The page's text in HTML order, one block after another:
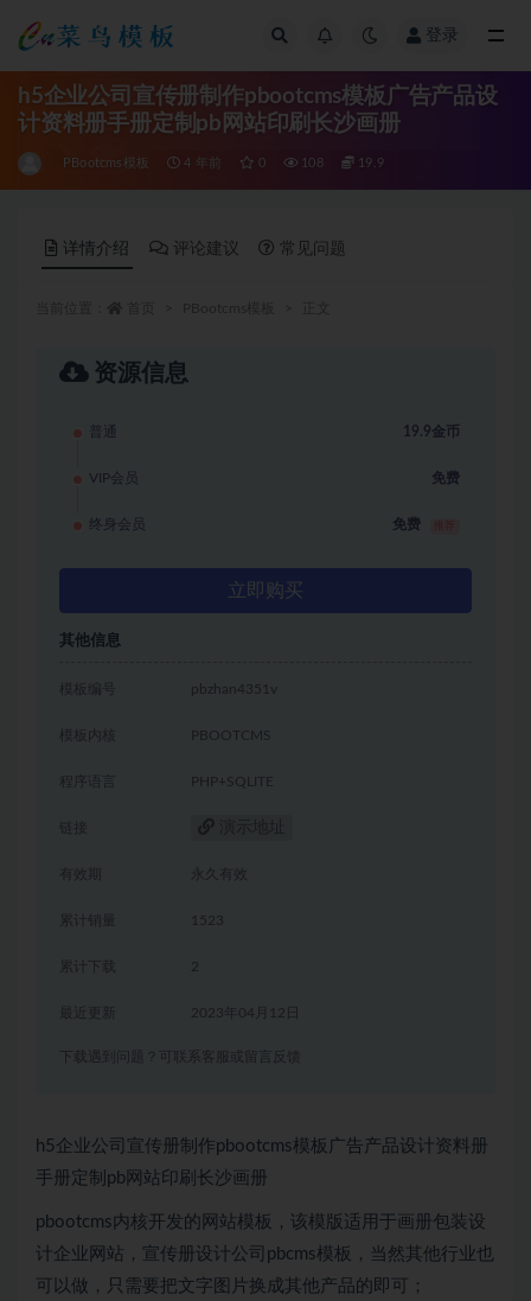
登录
h5企业公司宣传册制作pbootcms模板广告产品设
计资料册手册定制pb网站印刷长沙画册
PBootcms模板 4 年前 0 108 19.9
详情介绍 评论建议 常见问题
资源信息
普通 19.9金币
VIP会员 免费
终身会员 免费
立即购买
其他信息
模板编号 pbzhan4351v
模板内核 PBOOTCMS
程序语言 PHP+SQLITE
链接
有效期 永久有效
累计销量 1523
累计下载 2
2023年04月12日
下载遇到问题？可联系客服或留言反馈
h5企业公司宣传册制作pbootcms模板广告产品设计资料册
手册定制pb网站印刷长沙画册
pbootcms内核开发的网站模板，该模版适用于画册包装设
计企业网站，宣传册设计公司pbcms模板，当然其他行业也
可以做，只需要把文字图片换成其他产品的即可；